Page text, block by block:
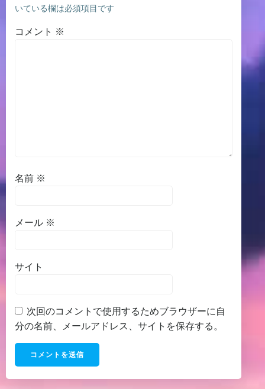
いている欄は必須項目です
コメント ※
名前 ※
メール ※
サイト
次回のコメントで使用するためブラウザーに自
分の名前、メールアドレス、サイトを保存する。